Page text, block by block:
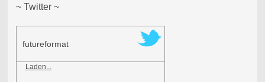
~ Twitter ~
futureformat
Laden...